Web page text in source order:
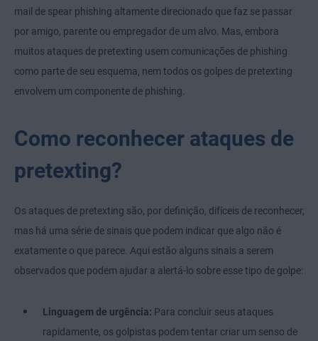
mail de spear phishing altamente direcionado que faz se passar
por amigo, parente ou empregador de um alvo. Mas, embora
muitos ataques de pretexting usem comunicações de phishing
como parte de seu esquema, nem todos os golpes de pretexting
envolvem um componente de phishing.
Como reconhecer ataques de
pretexting?
Os ataques de pretexting são, por definição, difíceis de reconhecer,
mas há uma série de sinais que podem indicar que algo não é
exatamente o que parece. Aqui estão alguns sinais a serem
observados que podem ajudar a alertá-lo sobre esse tipo de golpe:
Linguagem de urgência: Para concluir seus ataques
rapidamente, os golpistas podem tentar criar um senso de